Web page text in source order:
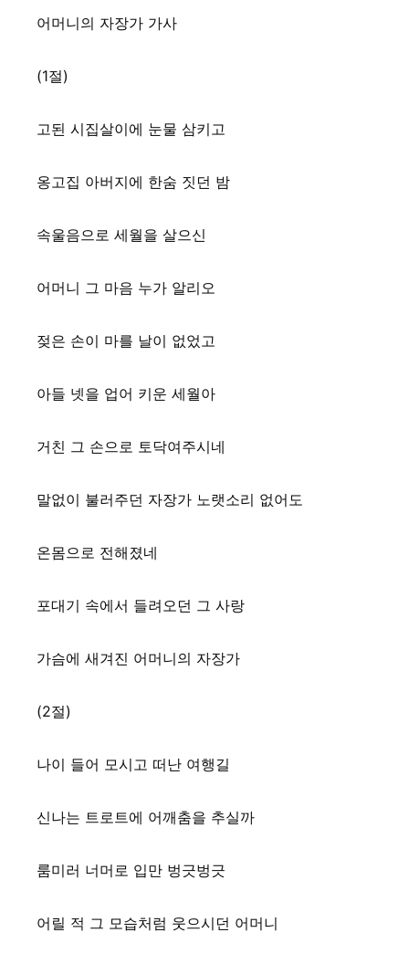
어머니의 자장가 가사
(1절)
고된 시집살이에 눈물 삼키고
옹고집 아버지에 한숨 짓던 밤
속울음으로 세월을 살으신
어머니 그 마음 누가 알리오
젖은 손이 마를 날이 없었고
아들 넷을 업어 키운 세월아
거친 그 손으로 토닥여주시네
말없이 불러주던 자장가 노랫소리 없어도
온몸으로 전해졌네
포대기 속에서 들려오던 그 사랑
가슴에 새겨진 어머니의 자장가
(2절)
나이 들어 모시고 떠난 여행길
신나는 트로트에 어깨춤을 추실까
룸미러 너머로 입만 벙긋벙긋
어릴 적 그 모습처럼 웃으시던 어머니